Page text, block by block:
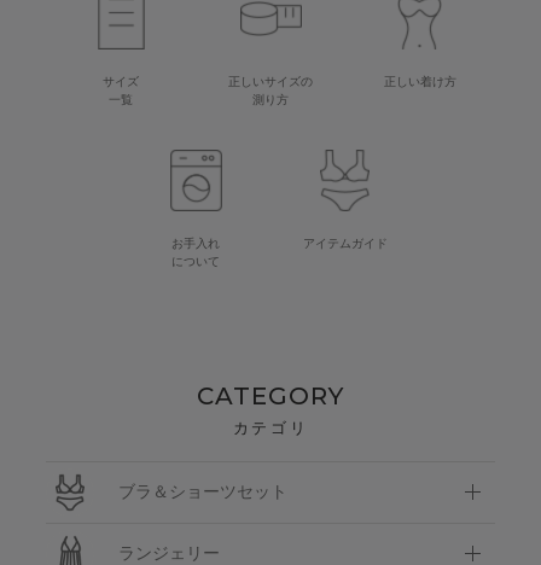
サイズ
一覧
正しいサイズの
測り方
正しい着け方
お手入れ
について
アイテムガイド
CATEGORY
カテゴリ
ブラ＆ショーツセット
ランジェリー